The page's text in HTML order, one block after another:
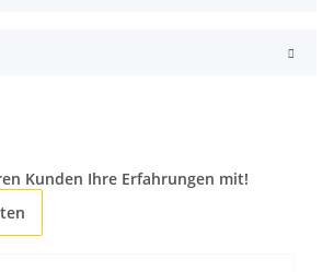
Kunden Ihre Erfahrungen mit!